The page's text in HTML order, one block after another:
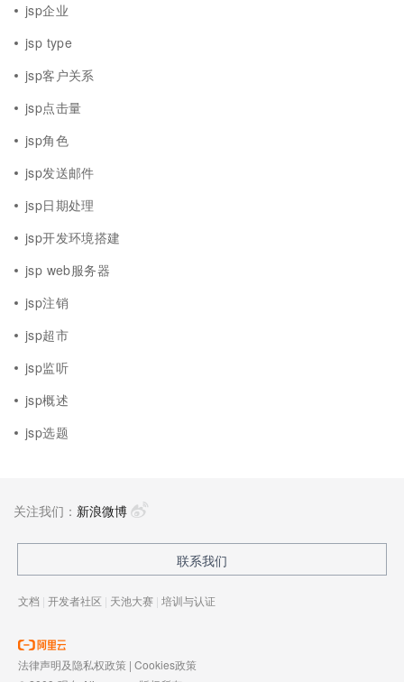
jsp企业
jsp type
jsp客户关系
jsp点击量
jsp角色
jsp发送邮件
jsp日期处理
jsp开发环境搭建
jsp web服务器
jsp注销
jsp超市
jsp监听
jsp概述
jsp选题
关注我们： 新浪微博
联系我们
文档 | 开发者社区 | 天池大赛 | 培训与认证
法律声明及隐私权政策 | Cookies政策